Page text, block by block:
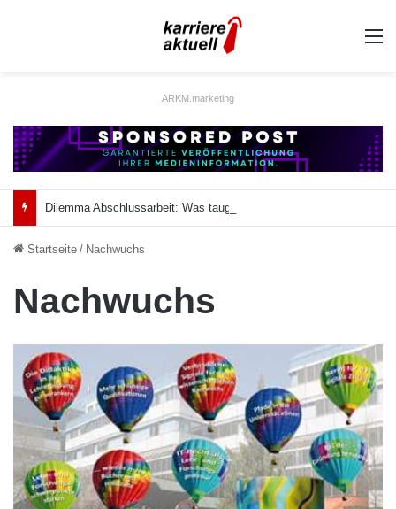
ARKM.marketing
Startseite / Nachwuchs
Nachwuchs